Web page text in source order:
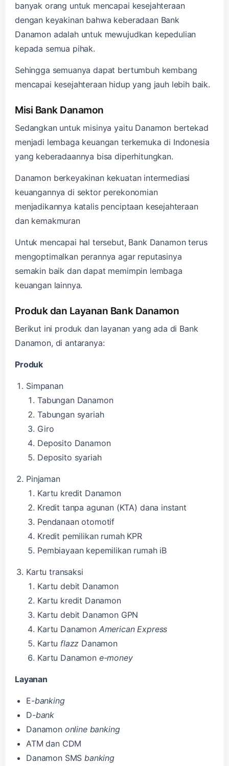
banyak orang untuk mencapai kesejahteraan
dengan keyakinan bahwa keberadaan Bank
Danamon adalah untuk mewujudkan kepedulian
kepada semua pihak.
Sehingga semuanya dapat bertumbuh kembang
mencapai kesejahteraan hidup yang jauh lebih baik.
Misi Bank Danamon
Sedangkan untuk misinya yaitu Danamon bertekad
menjadi lembaga keuangan terkemuka di Indonesia
yang keberadaannya bisa diperhitungkan.
Danamon berkeyakinan kekuatan intermediasi
keuangannya di sektor perekonomian
menjadikannya katalis penciptaan kesejahteraan
dan kemakmuran
Untuk mencapai hal tersebut, Bank Danamon terus
mengoptimalkan perannya agar reputasinya
semakin baik dan dapat memimpin lembaga
keuangan lainnya.
Produk dan Layanan Bank Danamon
Berikut ini produk dan layanan yang ada di Bank
Danamon, di antaranya:
Produk
Simpanan
Tabungan Danamon
Tabungan syariah
Giro
Deposito Danamon
Deposito syariah
Pinjaman
Kartu kredit Danamon
Kredit tanpa agunan (KTA) dana instant
Pendanaan otomotif
Kredit pemilikan rumah KPR
Pembiayaan kepemilikan rumah iB
Kartu transaksi
Kartu debit Danamon
Kartu kredit Danamon
Kartu debit Danamon GPN
Kartu Danamon American Express
Kartu flazz Danamon
Kartu Danamon e-money
Layanan
E-banking
D-bank
Danamon online banking
ATM dan CDM
Danamon SMS banking